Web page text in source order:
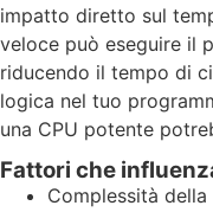
impatto diretto sul
veloce può eseguire il
riducendo il tempo di
logica nel tuo
una CPU potente
Fattori che
Complessità